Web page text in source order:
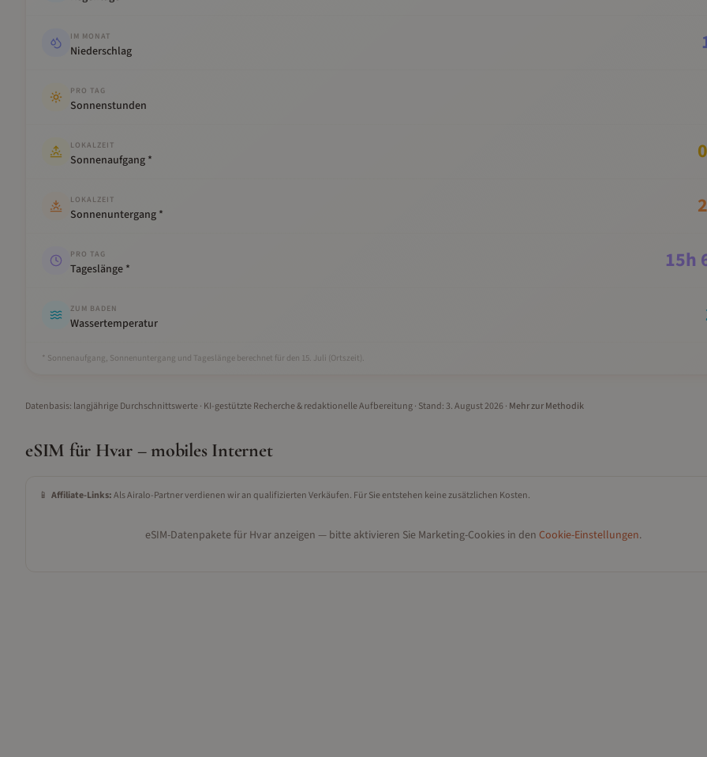
IM MONAT
Niederschlag
PRO TAG
Sonnenstunden
LOKALZEIT
Sonnenaufgang *
LOKALZEIT
Sonnenuntergang *
PRO TAG
Tageslänge * 15h
ZUM BADEN
Wassertemperatur
* Sonnenaufgang, Sonnenuntergang und Tageslänge berechnet für den 15. Juli (Ortszeit).
Datenbasis: langjährige Durchschnittswerte · KI-gestützte Recherche & redaktionelle Aufbereitung· Stand: 3. August 2026· Mehr zur Methodik
eSIM für Hvar– mobiles Internet
📱 Affiliate-Links:Als Airalo-Partner verdienen wir an qualifizierten Verkäufen. Für Sie entstehen keine zusätzlichen Kosten.
eSIM-Datenpakete für Hvaranzeigen — bitte aktivieren Sie Marketing-Cookies in den Cookie-Einstellungen.